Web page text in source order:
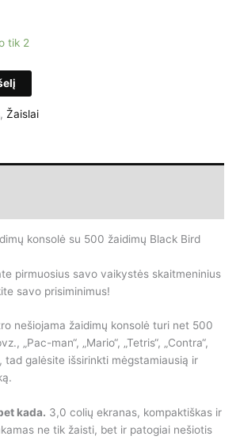
tik 2
, Žaislai
konsolė su 500 žaidimų Black Bird
pirmuosius savo vaikystės skaitmeninius
savo prisiminimus!
nešiojama žaidimų konsolė turi net 500
„Pac-man“, „Mario“, „Tetris“, „Contra“,
tad galėsite išsirinkti mėgstamiausią ir
kada. 3,0 colių ekranas, kompaktiškas ir
ne tik žaisti, bet ir patogiai nešiotis